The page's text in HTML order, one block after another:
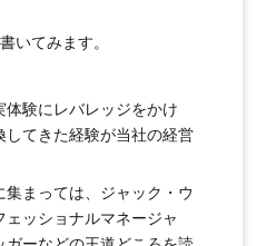
いてみます。
験にレバレッジをかけ
してきた経験が当社の経営
まっては、ジャック・ウ
ェッショナルマネージャ